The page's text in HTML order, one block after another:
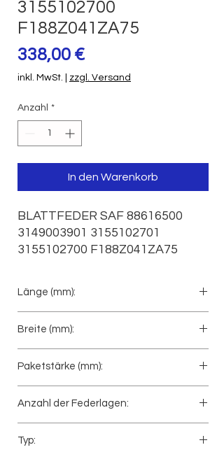
3155102700
F188Z041ZA75
338,00 €Preis
inkl. MwSt. zzgl. Versand
Anzahl *
In den Warenkorb
BLATTFEDER SAF 88616500
3149003901 3155102701
3155102700 F188Z041ZA75
Länge (mm):
Breite (mm):
Paketstärke (mm):
Anzahl der Federlagen:
Typ: